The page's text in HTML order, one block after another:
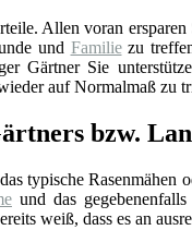
Allen voran
und Familiezu
Gärtner Sie
auf Normalmaß zu
bzw.
typische Rasenmähen
und das
weiß, dass es an